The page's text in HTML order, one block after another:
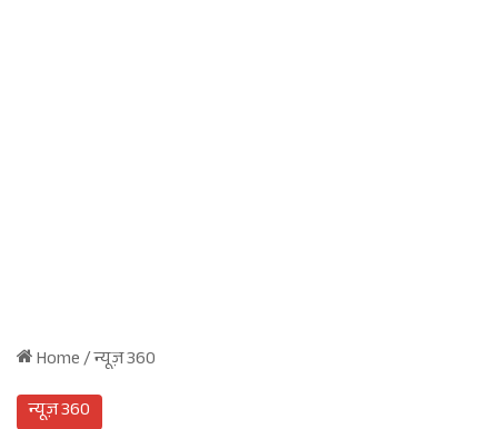
Home/न्यूज़ 360
न्यूज़ 360